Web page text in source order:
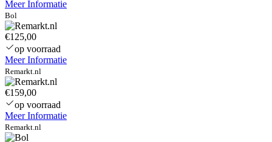
Meer Informatie
Bol
€125,00
op voorraad
Meer Informatie
Remarkt.nl
€159,00
op voorraad
Meer Informatie
Remarkt.nl